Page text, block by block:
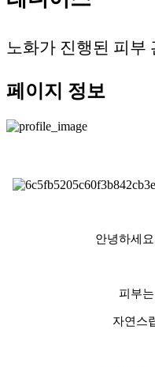
노화가 진행된 피부
페이지 정보
안녕하세
피부
자연스